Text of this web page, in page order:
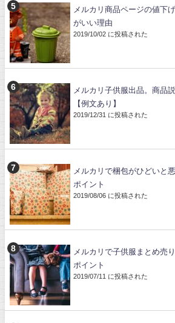
メルカリ商品ページの値下
がいい理由
2019/10/02 に投稿された
メルカリ子供服出品。商品
【例文あり】
2019/12/31 に投稿された
メルカリで梱包がひどいと
ポイント
2019/08/06 に投稿された
メルカリで子供服まとめ売
ポイント
2019/07/11 に投稿された